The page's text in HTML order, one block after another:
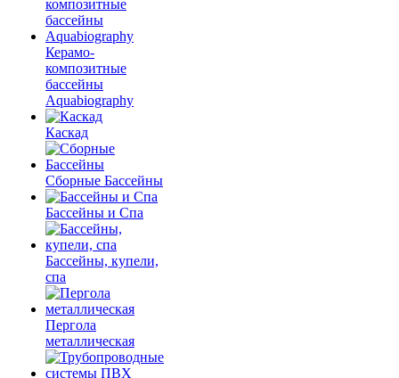
Керамо-
композитные
бассейны
Aquabiography
Каскад
Сборные Бассейны
Бассейны и Спа
Бассейны, купели,
спа
Пергола
металлическая